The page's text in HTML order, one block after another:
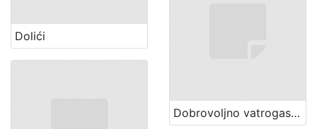
Dobrovoljno vatrogasno društvo (Zagreb)
Dolići